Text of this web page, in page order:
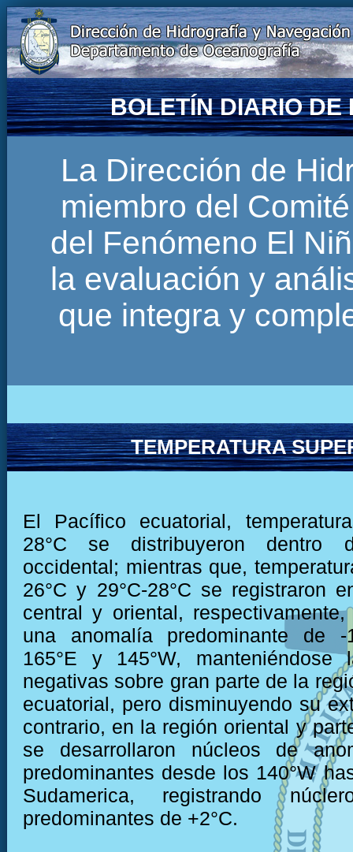
BOLETÍN DIARIO DE
La Dirección de
miembro del
del Fenómeno El
la evaluación y
que integra y
TEMPERATURA
El Pacífico ecuatorial,
28°C se distribuyeron dentro
occidental; mientras que,
26°C y 29°C-28°C se registraron
central y oriental, respectivamente,
una anomalía predominante de
165°E y 145°W, manteniéndose
negativas sobre gran parte de la
ecuatorial, pero disminuyendo su
contrario, en la región oriental y
se desarrollaron núcleos de
predominantes desde los 140°W
Sudamerica, registrando
predominantes de +2°C.